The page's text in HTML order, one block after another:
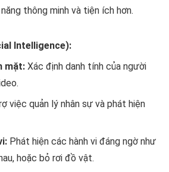
thông minh và tiện ích hơn.
Intelligence):
mặt: Xác định danh tính của người
việc quản lý nhân sự và phát hiện
Phát hiện các hành vi đáng ngờ như
hoặc bỏ rơi đồ vật.